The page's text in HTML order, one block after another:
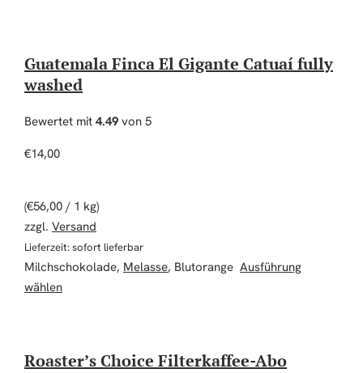
Guatemala Finca El Gigante Catuaí fully
washed
Bewertet mit 4.49 von 5
€14,00
(€56,00 / 1 kg)
zzgl. Versand
Lieferzeit: sofort lieferbar
Milchschokolade, Melasse, Blutorange Ausführung
wählenDieses Produkt weist mehrere Varianten auf. Die
Roaster’s Choice Filterkaffee-Abo